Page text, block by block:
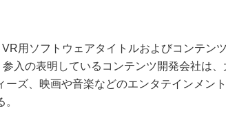
用ソフトウェアタイトルおよびコンテン
入の表明しているコンテンツ開発会社は
ーズ、映画や音楽などのエンタテインメン